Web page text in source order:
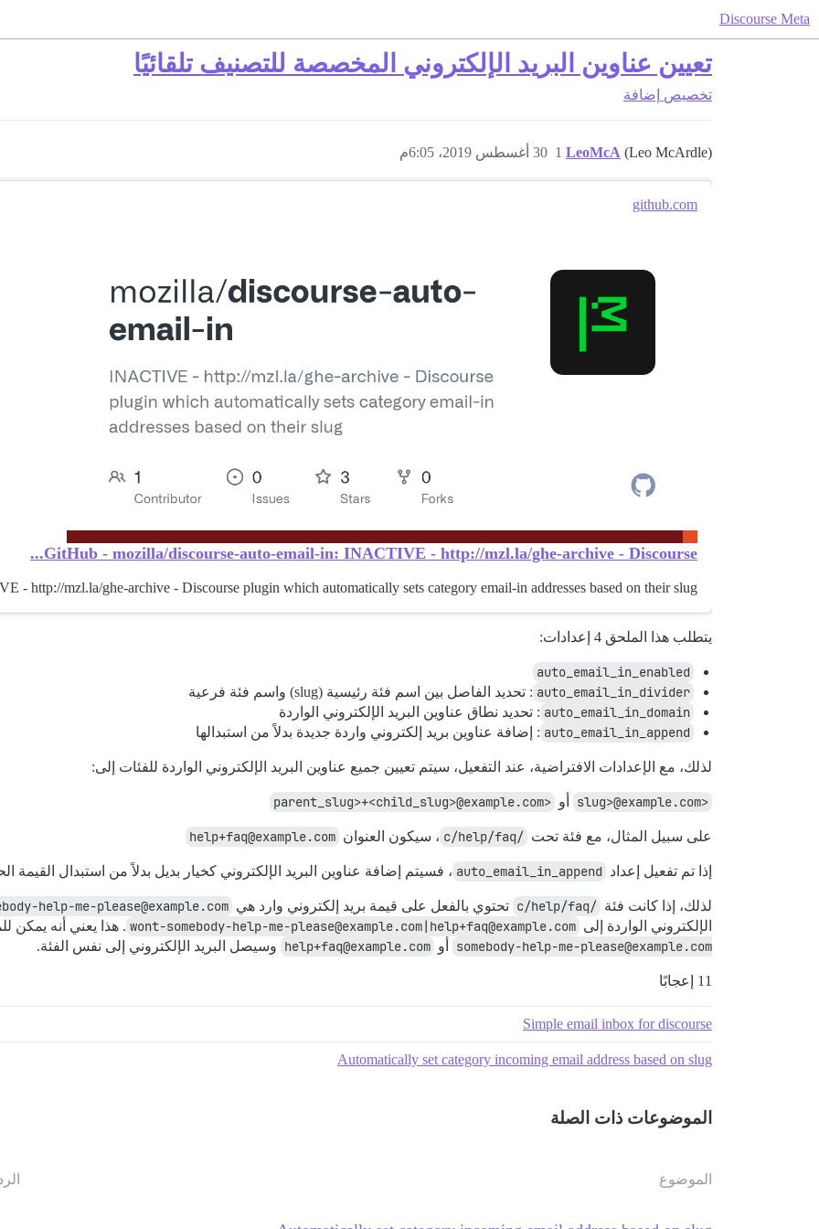
Discourse Meta
تعيين عناوين البريد الإلكتروني المخصصة للتصنيف تلقائيًا
تخصيص إضافة
LeoMcA (Leo McArdle) 30 أغسطس 2019، 6:05م 1
github.com
GitHub - mozilla/discourse-auto-email-in: INACTIVE - http://mzl.la/ghe-archive - Discourse...
- http://mzl.la/ghe-archive - Discourse plugin which automatically sets category email-in addresses based on their slug
يتطلب هذا الملحق 4 إعدادات:
auto_email_in_enabled
auto_email_in_divider : تحديد الفاصل بين اسم فئة رئيسية (slug) واسم فئة فرعية
auto_email_in_domain : تحديد نطاق عناوين البريد الإلكتروني الواردة
auto_email_in_append : إضافة عناوين بريد إلكتروني واردة جديدة بدلاً من استبدالها
لذلك، مع الإعدادات الافتراضية، عند التفعيل، سيتم تعيين جميع عناوين البريد الإلكتروني الواردة للفئات إلى:
<slug>@example.com أو <parent_slug>+<child_slug>@example.com
على سبيل المثال، مع فئة تحت /c/help/faq ، سيكون العنوان help+faq@example.com
إذا تم تفعيل إعداد auto_email_in_append ، فسيتم إضافة عناوين البريد الإلكتروني كخيار بديل بدلاً من استبدال القيمة
لذلك، إذا كانت فئة /c/help/faq تحتوي بالفعل على قيمة بريد إلكتروني وارد هي help-me-please@example.com
الإلكتروني الواردة إلى wont-somebody-help-me-please@example.com|help+faq@example.com . هذا يعني أنه يمكن
somebody-help-me-please@example.com
أو help+faq@example.com وسيصل البريد الإلكتروني إلى نفس الفئة.
11 إعجابًا
Simple email inbox for discourse
Automatically set category incoming email address based on slug
الموضوعات ذات الصلة
الموضوع